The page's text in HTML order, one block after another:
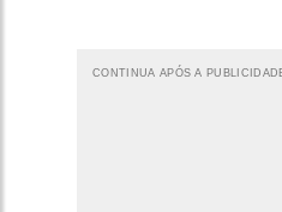
CONTINUA APÓS A